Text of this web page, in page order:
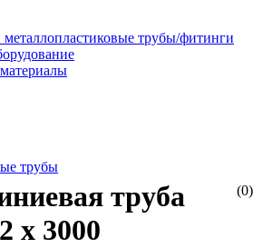
трубы/фитинги
трубы
(0)
труба
х 3000